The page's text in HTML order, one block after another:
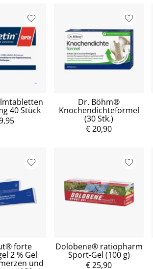
40 Stück
Dr. Böhm®
Knochendichteformel
(30 Stk.)
€ 20,90
forte
2 % Gel
und
Dolobene® ratiopharm
Sport-Gel (100 g)
€ 25,90